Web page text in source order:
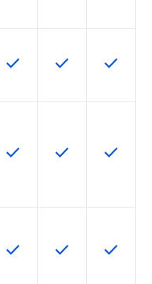
不支援這項功能
這項功能適用於該 SKU
check 這項功能適用於
check 這項功
check
適用於該 SKU
這項功能適用於該 SKU
check 這項功能適用於
check 這項功
check
不支援這項功能
這項功能適用於該 SKU
check 這項功能適用於
check 這項功
check